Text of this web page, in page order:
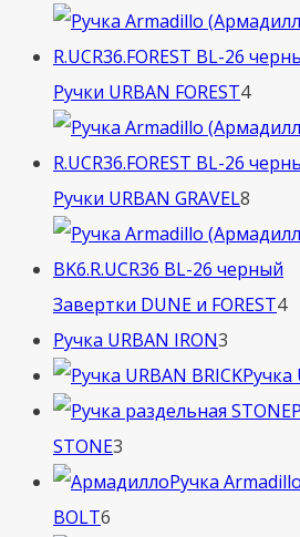
товара
Ручки URBAN FOREST44
Ручки URBAN GRAVEL8
Завертки DUNE и FOREST44
Ручка URBAN IRON3
товара
Ручка
STONE3
товараРучка
BOLT6